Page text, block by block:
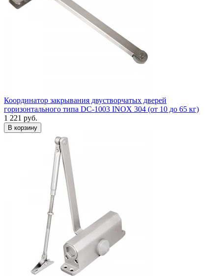
Координатор закрывания двустворчатых дверей
горизонтального типа DC-1003 INOX 304 (от 10 до 65 кг)
1 221 руб.